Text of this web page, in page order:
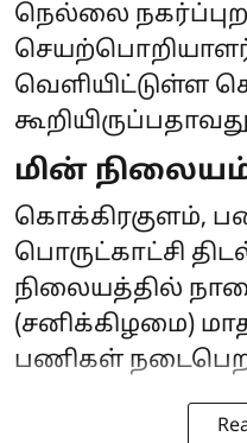
நெல்லை
வெளியிட்டுள்ள
மின்
கொக்கிரகுளம்,
பொருட்காட்சி
நிலையத்தில்
(சனிக்கிழமை)
பணிகள்